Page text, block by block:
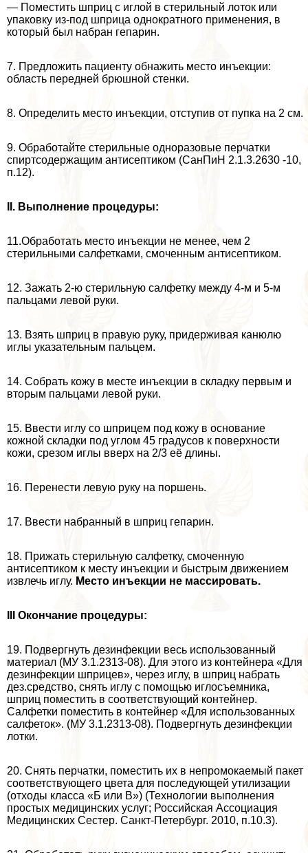
— Поместить шприц с иглой в стерильный лоток или
упаковку из-под шприца однократного применения, в
который был набран гепарин.
7. Предложить пациенту обнажить место инъекции:
область передней брюшной стенки.
8. Определить место инъекции, отступив от пупка на 2 см.
9. Обработайте стерильные одноразовые перчатки
спиртсодержащим антисептиком (СанПиН 2.1.3.2630 -10,
п.12).
II. Выполнение процедуры:
11.Обработать место инъекции не менее, чем 2
стерильными салфетками, смоченным антисептиком.
12. Зажать 2-ю стерильную салфетку между 4-м и 5-м
пальцами левой руки.
13. Взять шприц в правую руку, придерживая канюлю
иглы указательным пальцем.
14. Собрать кожу в месте инъекции в складку первым и
вторым пальцами левой руки.
15. Ввести иглу со шприцем под кожу в основание
кожной складки под углом 45 градусов к поверхности
кожи, срезом иглы вверх на 2/3 её длины.
16. Перенести левую руку на поршень.
17. Ввести набранный в шприц гепарин.
18. Прижать стерильную салфетку, смоченную
антисептиком к месту инъекции и быстрым движением
извлечь иглу. Место инъекции не массировать.
III Окончание процедуры:
19. Подвергнуть дезинфекции весь использованный
материал (МУ 3.1.2313-08). Для этого из контейнера «Для
дезинфекции шприцев», через иглу, в шприц набрать
дез.средство, снять иглу с помощью иглосъемника,
шприц поместить в соответствующий контейнер.
Салфетки поместить в контейнер «Для использованных
салфеток». (МУ 3.1.2313-08). Подвергнуть дезинфекции
лотки.
20. Снять перчатки, поместить их в непромокаемый пакет
соответствующего цвета для последующей утилизации
(отходы класса «Б или В») (Технологии выполнения
простых медицинских услуг; Российская Ассоциация
Медицинских Сестер. Санкт-Петербург. 2010, п.10.3).